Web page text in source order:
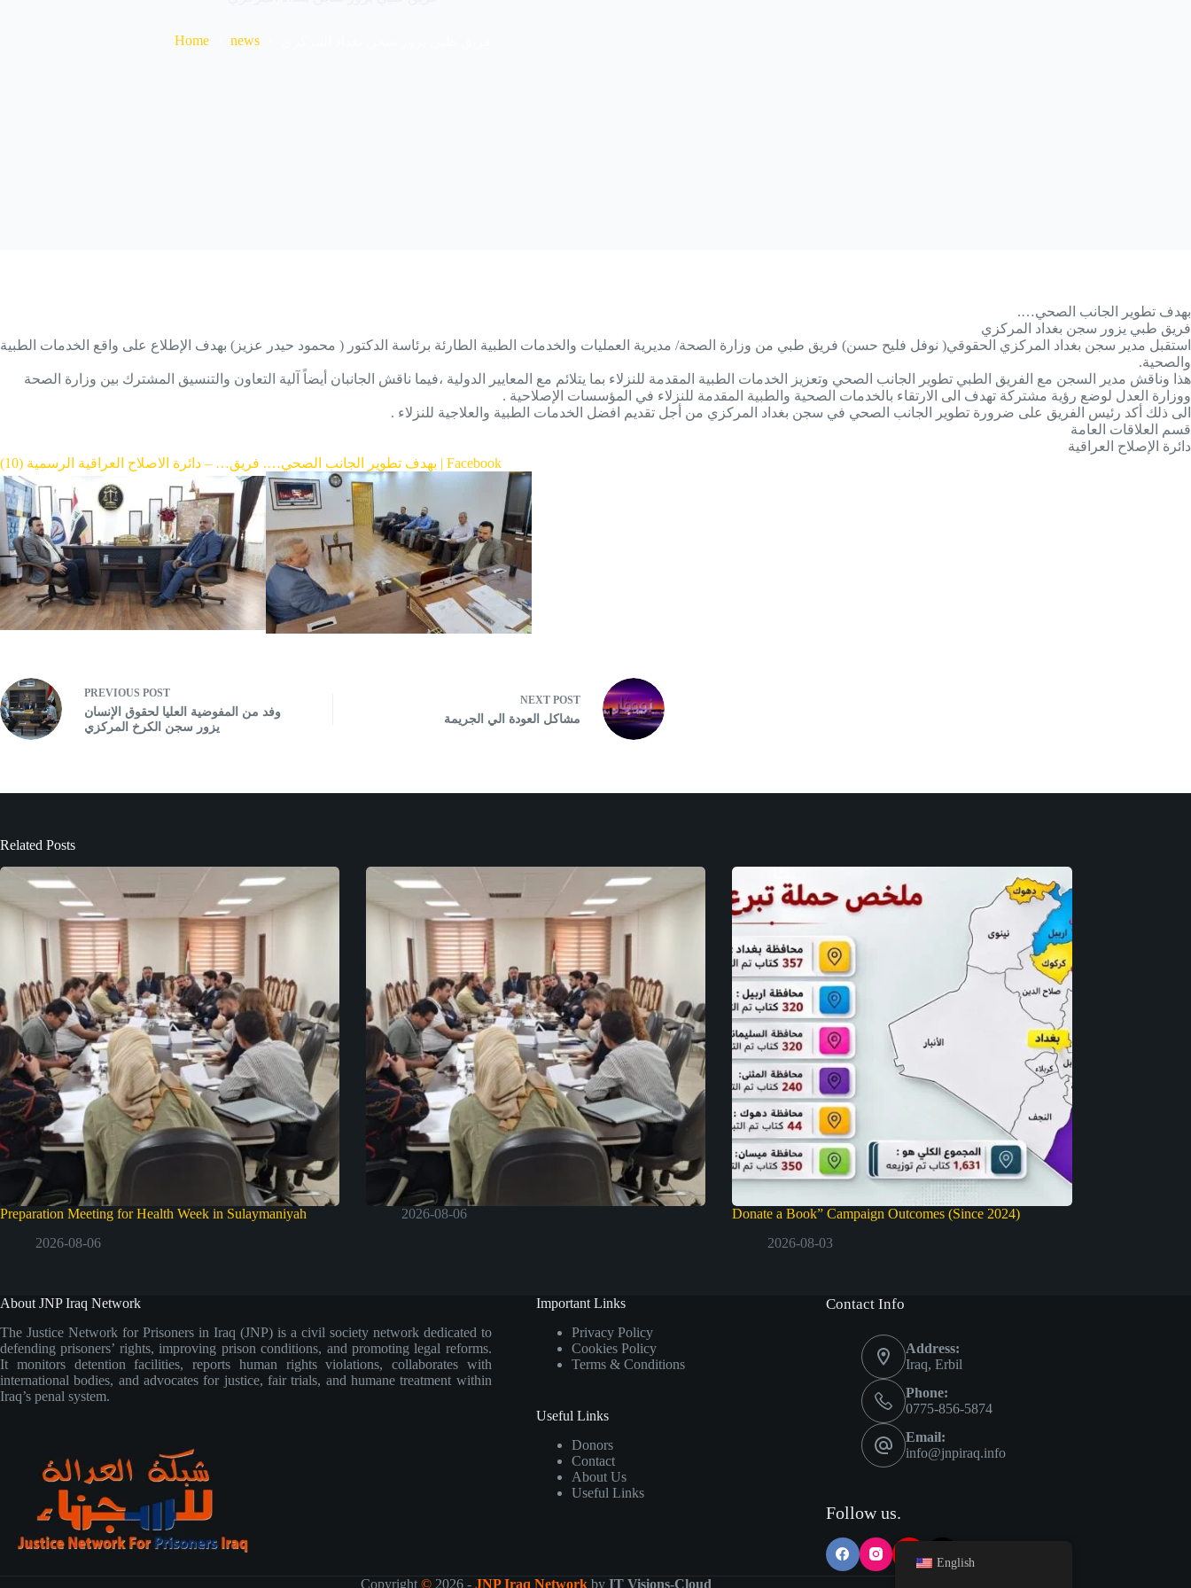
Home news
بهدف تطوير الجانب الصحي….
فريق طبي يزور سجن بغداد المركزي
استقبل مدير سجن بغداد المركزي الحقوقي( نوفل فليح حسن) فريق طبي من وزارة الصحة/ مديرية العمليات والخدمات الطبية الطارئة برئاسة الدكتور ( محمود حيدر عزيز) بهدف الإطلاع على واقع الخدمات الطبية
والصحية.
هذا وناقش مدير السجن مع الفريق الطبي تطوير الجانب الصحي وتعزيز الخدمات الطبية المقدمة للنزلاء بما يتلائم مع المعايير الدولية ،فيما ناقش الجانبان أيضاً آلية التعاون والتنسيق المشترك بين وزارة الصحة
ووزارة العدل لوضع رؤية مشتركة تهدف الى الارتقاء بالخدمات الصحية والطبية المقدمة للنزلاء في المؤسسات الإصلاحية .
الى ذلك أكد رئيس الفريق على ضرورة تطوير الجانب الصحي في سجن بغداد المركزي من أجل تقديم افضل الخدمات الطبية والعلاجية للنزلاء .
قسم العلاقات العامة
دائرة الإصلاح العراقية
(10) بهدف تطوير الجانب الصحي…. فريق… – دائرة الاصلاح العراقية الرسمية | Facebook
PREVIOUS POST
وفد من المفوضية العليا لحقوق الإنسان
يزور سجن الكرخ المركزي
NEXT POST
مشاكل العودة الي الجريمة
Related Posts
Preparation Meeting for Health Week in Sulaymaniyah
2026-08-06
2026-08-06
Donate a Book” Campaign Outcomes (Since 2024)
2026-08-03
About JNP Iraq Network
The Justice Network for Prisoners in Iraq (JNP) is a civil society network dedicated to
defending prisoners’ rights, improving prison conditions, and promoting legal reforms.
It monitors detention facilities, reports human rights violations, collaborates with
international bodies, and advocates for justice, fair trials, and humane treatment within
Iraq’s penal system.
Important Links
Privacy Policy
Cookies Policy
Terms & Conditions
Useful Links
Donors
Contact
About Us
Useful Links
Contact Info
Address:
Iraq, Erbil
Phone:
0775-856-5874
Email:
info@jnpiraq.info
Follow us.
Copyright ©2026 - JNP Iraq Networkby IT Visions-Cloud
English